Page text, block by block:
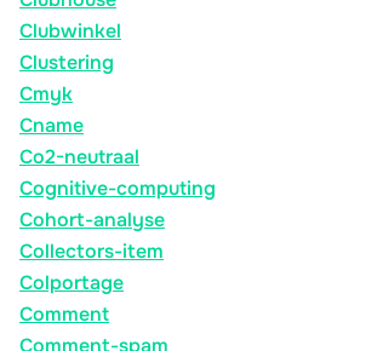
Clubwinkel
Clustering
Cmyk
Cname
Co2-neutraal
Cognitive-computing
Cohort-analyse
Collectors-item
Colportage
Comment